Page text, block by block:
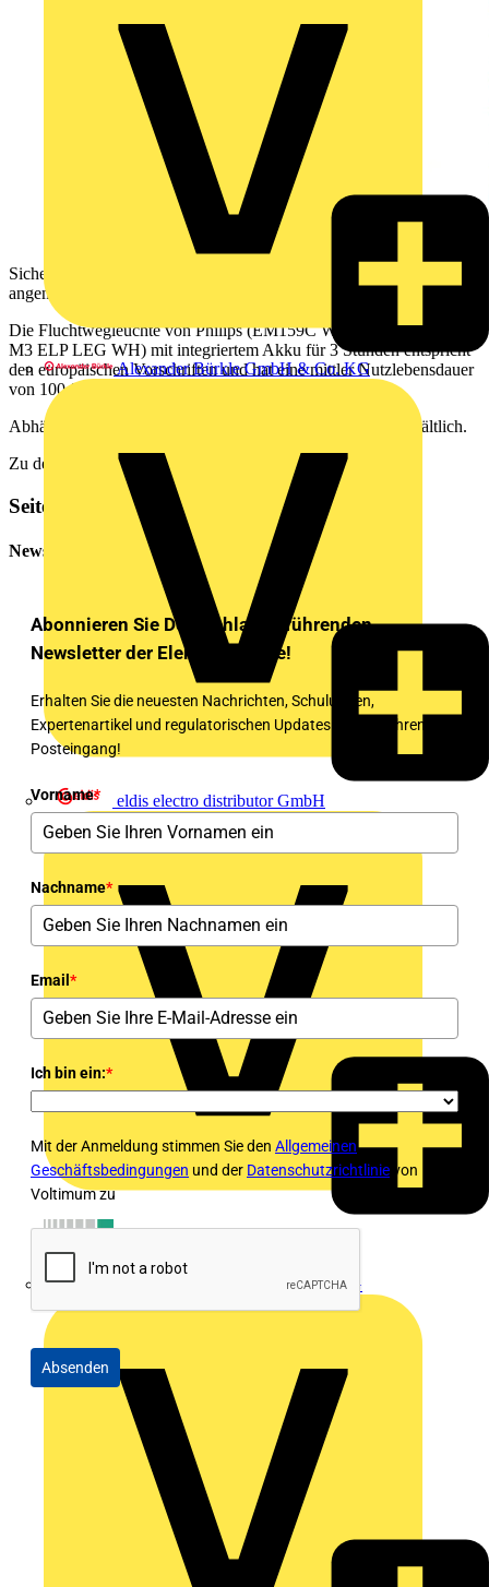
Alexander Bürkle GmbH & Co. KG
eldis electro distributor GmbH
Emil Löffelhardt GmbH & Co. KG
Sicherheit ist für Gebäudeeigentümer wichtig, und daher ist eine
angemessene Notbeleuchtung ein wichtiges Anliegen für Sie.
Die Fluchtwegleuchte von Philips (EM159C WL/CM EXIT SIGN
M3 ELP LEG WH) mit integriertem Akku für 3 Stunden entspricht
den europäischen Vorschriften und hat eine mittler Nutzlebensdauer
von 100.000 (L90) Stunden.
Abhänge-Set und T Deckeneinbau-Set sind als Zubehör erhältlich.
Zu den Produkten
Seitenleiste
Newsletter
Abonnieren Sie Deutschlands führenden
Newsletter der Elektrobranche!
Erhalten Sie die neuesten Nachrichten, Schulungen,
Expertenartikel und regulatorischen Updates direkt in Ihren
Posteingang!
Vorname*
Nachname*
Email *
Ich bin ein:*
Mit der Anmeldung stimmen Sie den Allgemeinen
Geschäftsbedingungen und der Datenschutzrichtlinie von
Voltimum zu
Absenden